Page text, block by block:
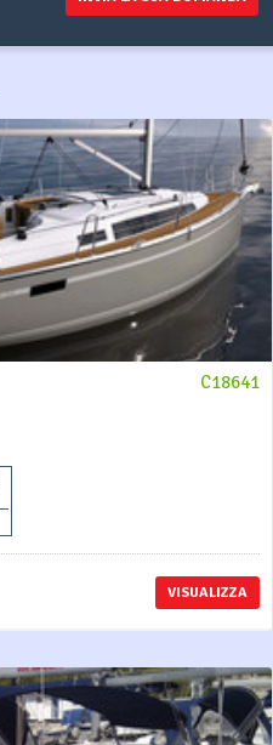
C18641
VISUALIZZA